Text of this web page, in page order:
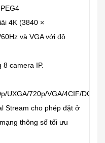
4K (3840 ×
và VGA với độ
camera IP.
UXGA/720p/VGA/4CIF/DCIF/
Stream cho phép đặt ở
thông số tối ưu